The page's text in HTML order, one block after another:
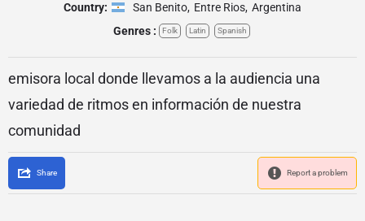
Country: San Benito, Entre Rios, Argentina
Genres :
Folk Latin Spanish
emisora local donde llevamos a la audiencia una
variedad de ritmos en información de nuestra
comunidad
Share Report a problem